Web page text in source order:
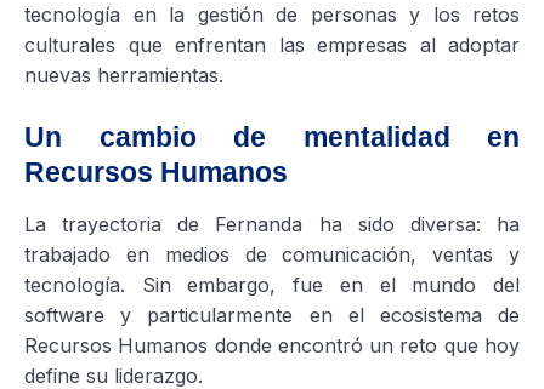
tecnología en la gestión de personas y los retos
culturales que enfrentan las empresas al adoptar
nuevas herramientas.
Un cambio de mentalidad en
Recursos Humanos
La trayectoria de Fernanda ha sido diversa: ha
trabajado en medios de comunicación, ventas y
tecnología. Sin embargo, fue en el mundo del
software y particularmente en el ecosistema de
Recursos Humanos donde encontró un reto que hoy
define su liderazgo.